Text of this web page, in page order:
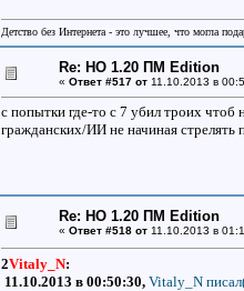
Детство без Интернета - это лучшее, что могла
Re: НО 1.20 ПМ Edition
« Ответ #517 от11.10.2013 в
с попытки где-то с 7 убил троих чтоб
гражданских/ИИ не начиная стрелять
Re: НО 1.20 ПМ Edition
« Ответ #518 от11.10.2013 в
2Vitaly_N:
11.10.2013 в 00:50:30, Vitaly_N